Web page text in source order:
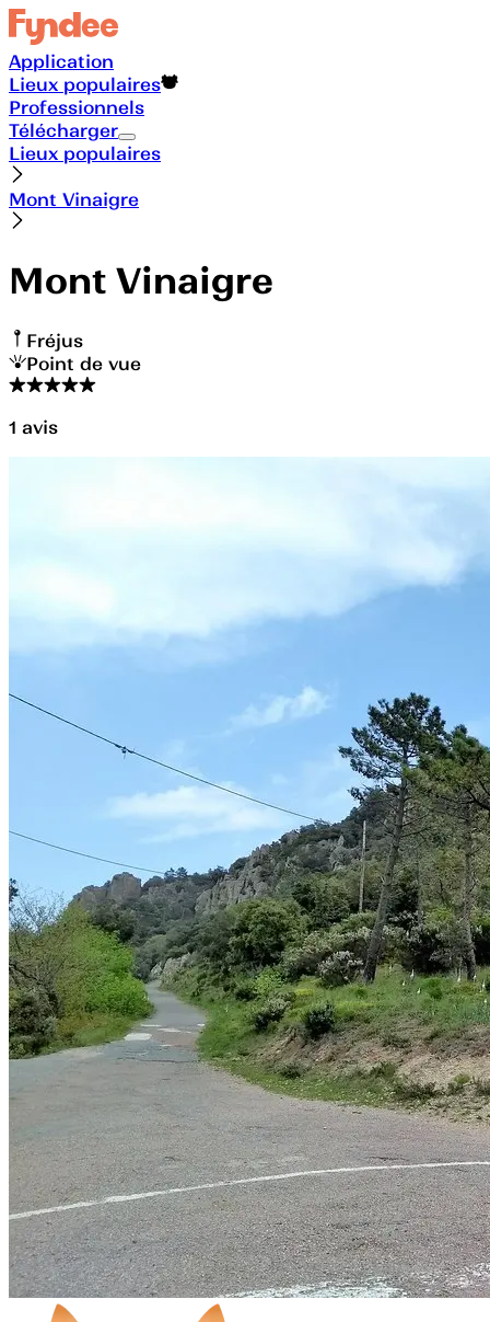
Application
Lieux populaires
Professionnels
Télécharger
Lieux populaires
Mont Vinaigre
Mont Vinaigre
Fréjus
Point de vue
1 avis